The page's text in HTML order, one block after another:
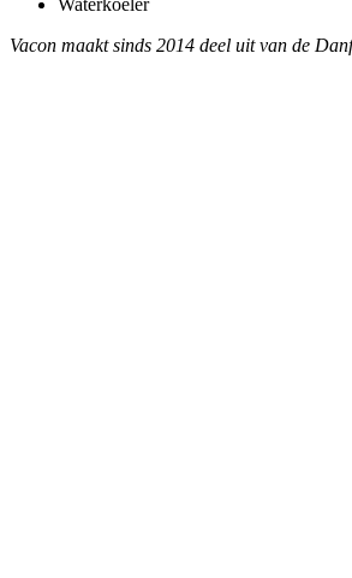
Vacon maakt sinds 2014 deel uit van de